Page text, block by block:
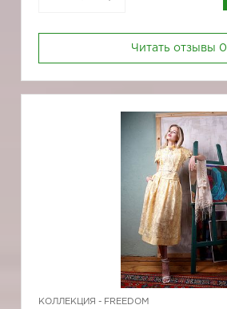
Читать отзывы 0
КОЛЛЕКЦИЯ - FREEDOM